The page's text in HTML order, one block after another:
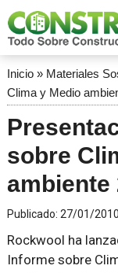
Inicio» Materiales
Clima y Medio
sobre
ambiente
Publicado: 27/01/2010
Rockwool ha
Informe sobre